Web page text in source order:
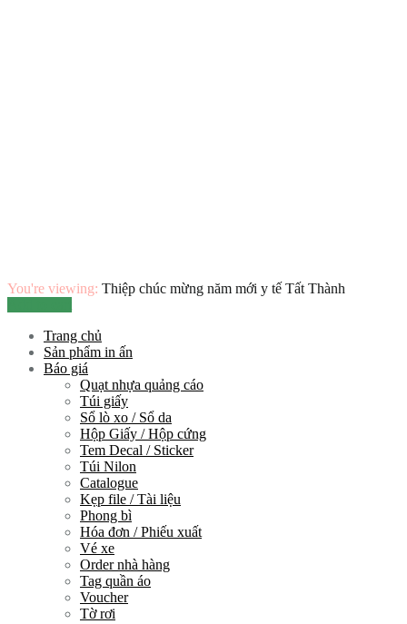
You're viewing: Thiệp chúc mừng năm mới y tế Tất Thành
Trang chủ
Sản phẩm in ấn
Báo giá
Quạt nhựa quảng cáo
Túi giấy
Sổ lò xo / Sổ da
Hộp Giấy / Hộp cứng
Tem Decal / Sticker
Túi Nilon
Catalogue
Kẹp file / Tài liệu
Phong bì
Hóa đơn / Phiếu xuất
Vé xe
Order nhà hàng
Tag quần áo
Voucher
Tờ rơi